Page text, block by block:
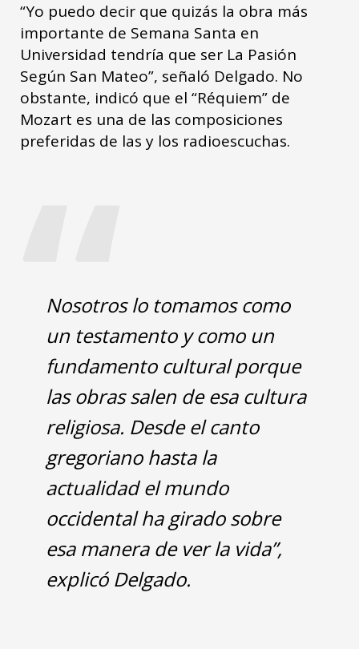
“Yo puedo decir que quizás la obra más
importante de Semana Santa en
Universidad tendría que ser La Pasión
Según San Mateo”, señaló Delgado. No
obstante, indicó que el “Réquiem” de
Mozart es una de las composiciones
preferidas de las y los radioescuchas.
“
Nosotros lo tomamos como
un testamento y como un
fundamento cultural porque
las obras salen de esa cultura
religiosa. Desde el canto
gregoriano hasta la
actualidad el mundo
occidental ha girado sobre
esa manera de ver la vida”,
explicó Delgado.